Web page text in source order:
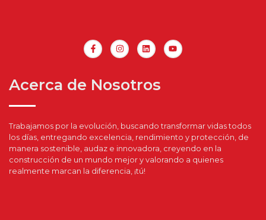
Acerca de Nosotros
Trabajamos por la evolución, buscando transformar vidas todos
los días, entregando excelencia, rendimiento y protección, de
manera sostenible, audaz e innovadora, creyendo en la
construcción de un mundo mejor y valorando a quienes
realmente marcan la diferencia, ¡tú!